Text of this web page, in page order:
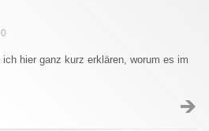
0
hier ganz kurz erklären, worum es im